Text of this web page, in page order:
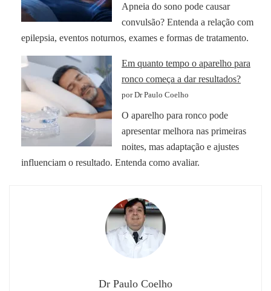
Apneia do sono pode causar
convulsão? Entenda a relação com
epilepsia, eventos noturnos, exames e formas de tratamento.
Em quanto tempo o aparelho para
ronco começa a dar resultados?
por Dr Paulo Coelho
O aparelho para ronco pode
apresentar melhora nas primeiras
noites, mas adaptação e ajustes
influenciam o resultado. Entenda como avaliar.
Dr Paulo Coelho